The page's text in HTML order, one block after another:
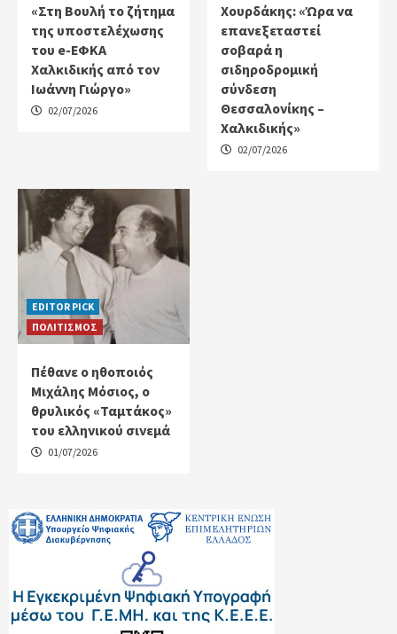
«Στη Βουλή το ζήτημα
της υποστελέχωσης
του e-ΕΦΚΑ
Χαλκιδικής από τον
Ιωάννη Γιώργο»
02/07/2026
Χουρδάκης: «Ώρα να
επανεξεταστεί
σοβαρά η
σιδηροδρομική
σύνδεση
Θεσσαλονίκης –
Χαλκιδικής»
02/07/2026
EDITOR PICK
ΠΟΛΙΤΙΣΜΟΣ
Πέθανε ο ηθοποιός
Μιχάλης Μόσιος, ο
θρυλικός «Ταμτάκος»
του ελληνικού σινεμά
01/07/2026